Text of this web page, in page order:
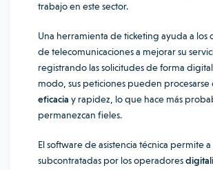
trabajo en este sector.
Una herramienta de ticketing ayuda a los
de telecomunicaciones a mejorar su
registrando las solicitudes de forma
modo, sus peticiones pueden procesarse
eficacia y rapidez, lo que hace más
permanezcan fieles.
El software de asistencia técnica permite a
subcontratadas por los operadores